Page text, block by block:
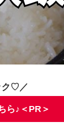
ク♡／
ら♪＜PR＞